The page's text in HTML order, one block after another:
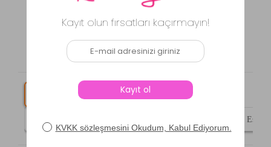
3.7
3 Değerlendirme|2 Yorum